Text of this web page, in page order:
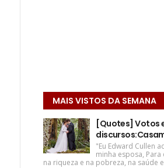
MAIS VISTOS DA SEMANA
[Quotes] Votos
"Eu Edward Cullen
minha esposa,
na riqueza e na pobreza, na saúde